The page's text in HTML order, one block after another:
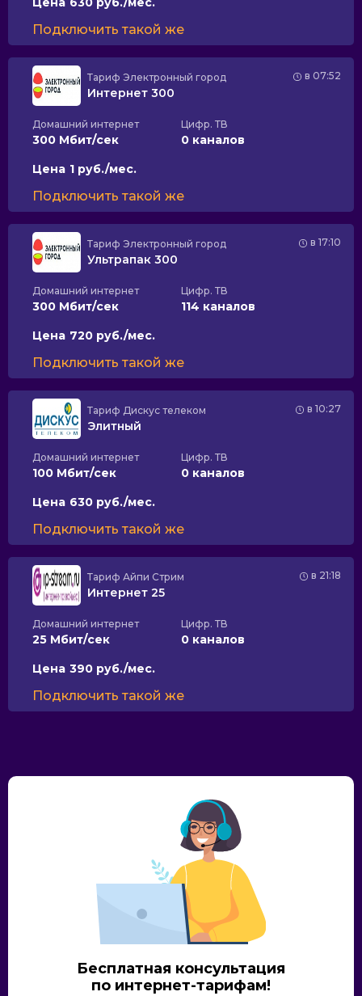
Подключить такой же
в 07:52
Тариф Электронный город
Интернет 300
Домашний интернет
300 Мбит/сек
Цифр. ТВ
0 каналов
Цена 1 руб./мес.
Подключить такой же
в 17:10
Тариф Электронный город
Ультрапак 300
Домашний интернет
300 Мбит/сек
Цифр. ТВ
114 каналов
Цена 720 руб./мес.
Подключить такой же
в 10:27
Тариф Дискус телеком
Элитный
Домашний интернет
100 Мбит/сек
Цифр. ТВ
0 каналов
Цена 630 руб./мес.
Подключить такой же
в 21:18
Тариф Айпи Стрим
Интернет 25
Домашний интернет
25 Мбит/сек
Цифр. ТВ
0 каналов
Цена 390 руб./мес.
Подключить такой же
Бесплатная консультация
по интернет-тарифам!